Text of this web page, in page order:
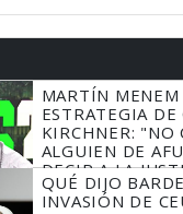
MARTÍN MENEM
ESTRATEGIA
KIRCHNER: "NO
ALGUIEN DE
DECIR A LA
TIENE QUE
QUÉ DIJO
INVASIÓN DE